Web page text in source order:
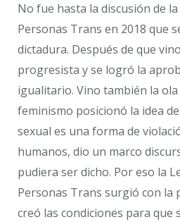
No fue hasta la discusión de
Personas Trans en 2018 que
dictadura. Después de que
progresista y se logró la
igualitario. Vino también la ola
feminismo posicionó la idea
sexual es una forma de
humanos, dio un marco
pudiera ser dicho. Por eso la
Personas Trans surgió con la
creó las condiciones para